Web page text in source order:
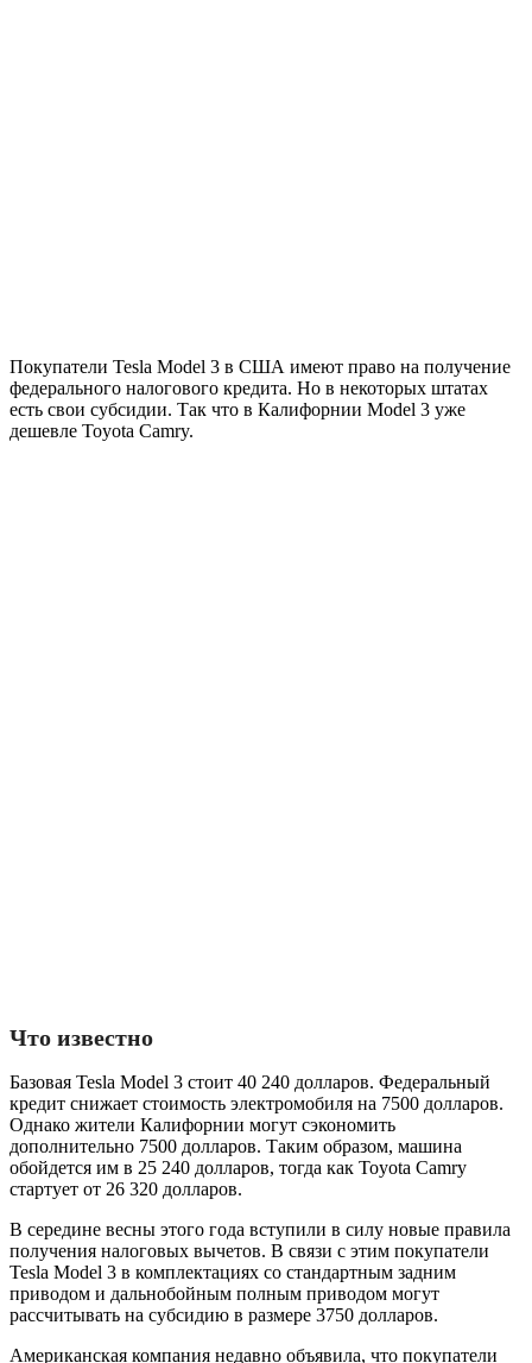
Покупатели Tesla Model 3 в США имеют право на получение
федерального налогового кредита. Но в некоторых штатах
есть свои субсидии. Так что в Калифорнии Model 3 уже
дешевле Toyota Camry.
Что известно
Базовая Tesla Model 3 стоит 40 240 долларов. Федеральный
кредит снижает стоимость электромобиля на 7500 долларов.
Однако жители Калифорнии могут сэкономить
дополнительно 7500 долларов. Таким образом, машина
обойдется им в 25 240 долларов, тогда как Toyota Camry
стартует от 26 320 долларов.
В середине весны этого года вступили в силу новые правила
получения налоговых вычетов. В связи с этим покупатели
Tesla Model 3 в комплектациях со стандартным задним
приводом и дальнобойным полным приводом могут
рассчитывать на субсидию в размере 3750 долларов.
Американская компания недавно объявила, что покупатели